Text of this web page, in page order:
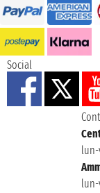
Social
lun-
lun-